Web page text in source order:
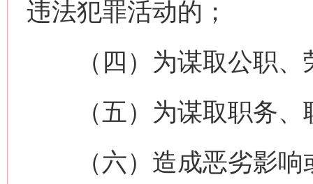
违法犯罪活动的；
（四）为谋取公职、
（五）为谋取职务、
（六）造成恶劣影响